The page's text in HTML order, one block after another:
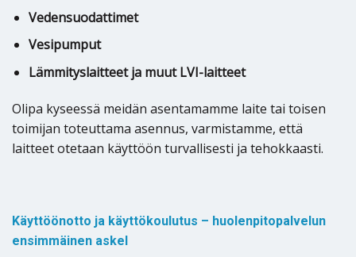
Vedensuodattimet
Vesipumput
Lämmityslaitteet ja muut LVI-laitteet
Olipa kyseessä meidän asentamamme laite tai toisen
toimijan toteuttama asennus, varmistamme, että
laitteet otetaan käyttöön turvallisesti ja tehokkaasti.
Käyttöönotto ja käyttökoulutus – huolenpitopalvelun
ensimmäinen askel